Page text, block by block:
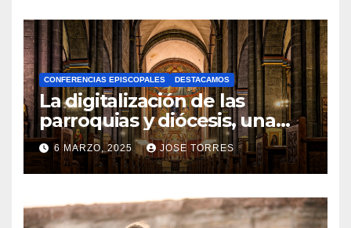
O
H
A
Y
C
O
M
N
CONFERENCIAS EPISCOPALES DESTACAMOS
La digitalización de las
parroquias y diócesis, una
realidad ya para el futuro de
la Iglesia
6 MARZO, 2025 JOSE TORRES
N
O
H